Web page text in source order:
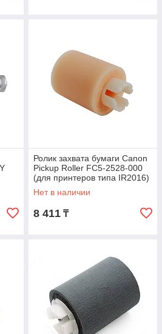
Ролик захвата бумаги Canon
Pickup Roller FC5-2528-000
(для принтеров типа IR2016)
Нет в наличии
8 411 ₸